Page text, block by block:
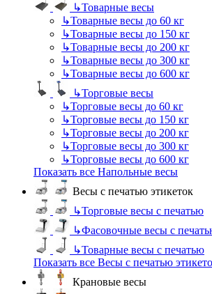
↳Товарные весы
↳Товарные весы до 60 кг
↳Товарные весы до 150 кг
↳Товарные весы до 200 кг
↳Товарные весы до 300 кг
↳Товарные весы до 600 кг
↳Торговые весы
↳Торговые весы до 60 кг
↳Торговые весы до 150 кг
↳Торговые весы до 200 кг
↳Торговые весы до 300 кг
↳Торговые весы до 600 кг
Показать все Напольные весы
Весы с печатью этикеток
↳Торговые весы с печатью
↳Фасовочные весы с
↳Товарные весы с печатью
Показать все Весы с печатью
Крановые весы